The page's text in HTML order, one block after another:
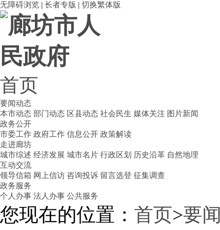
无障碍浏览 | 长者专版 | 切换繁体版
首页
要闻动态
本市动态 部门动态 区县动态 社会民生 媒体关注 图片新闻
政务公开
市委工作 政府工作 信息公开 政策解读
走进廊坊
城市综述 经济发展 城市名片 行政区划 历史沿革 自然地理
互动交流
领导信箱 网上信访 咨询投诉 留言选登 征集调查
政务服务
个人办事 法人办事 公共服务
您现在的位置： 首页>要